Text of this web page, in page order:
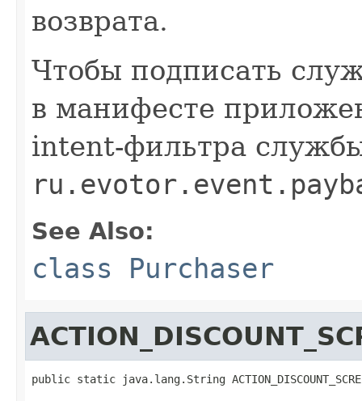
возврата.
Чтобы подписать
в манифесте
intent-фильтра
See Also:
class Purchaser
public static java.lang.String